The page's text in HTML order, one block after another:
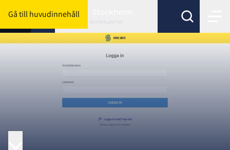
Gå till huvudinnehåll
Byt förbund här